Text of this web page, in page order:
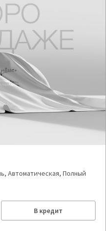
Автоматическая, Полный
В кредит